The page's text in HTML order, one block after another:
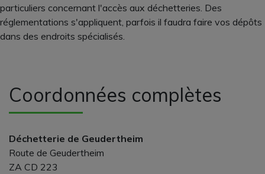
particuliers concernant l'accès aux déchetteries. Des
réglementations s'appliquent, parfois il faudra faire vos dépôts
dans des endroits spécialisés.
Coordonnées complètes
Déchetterie de Geudertheim
Route de Geudertheim
ZA CD 223